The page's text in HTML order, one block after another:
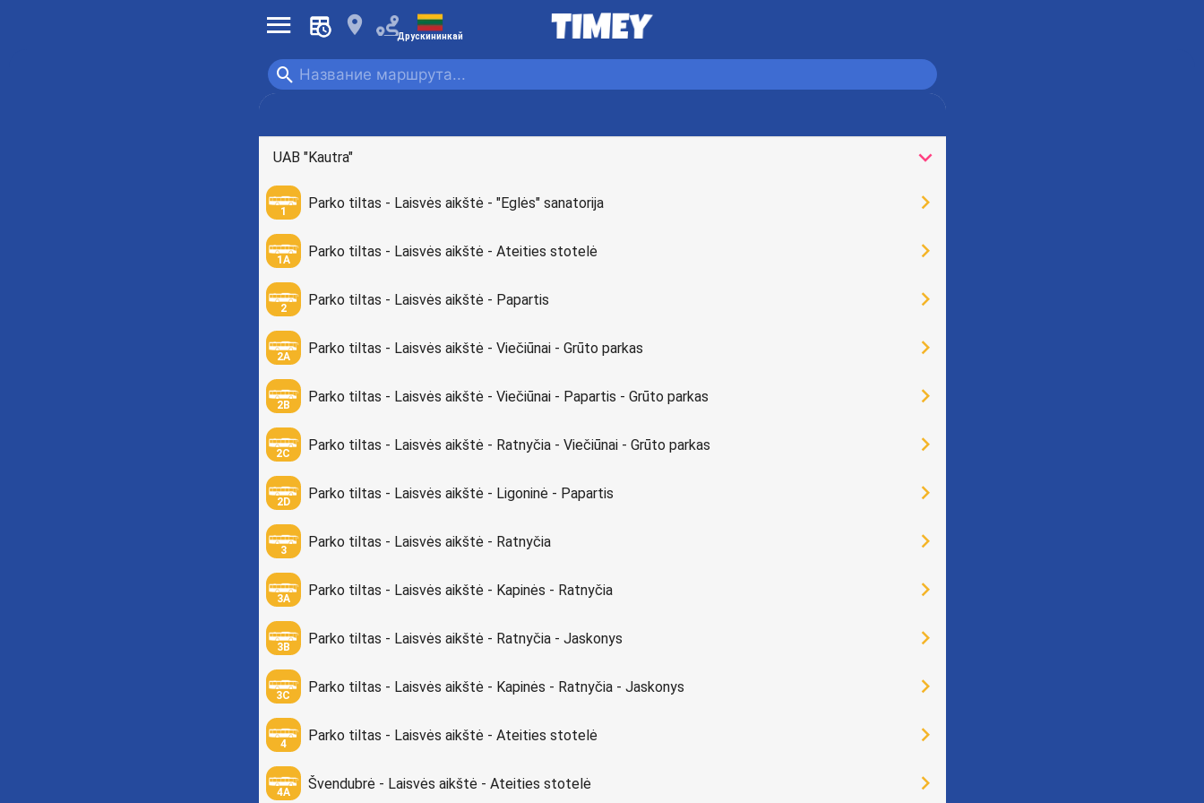
󰍜 󰍎 Друскининкай
󰍉
UAB "Kautra" 󰅀
1
Parko tiltas - Laisvės aikštė - "Eglės" sanatorija 󰅂
1A
Parko tiltas - Laisvės aikštė - Ateities stotelė 󰅂
2
Parko tiltas - Laisvės aikštė - Papartis 󰅂
2A
Parko tiltas - Laisvės aikštė - Viečiūnai - Grūto parkas 󰅂
2B
Parko tiltas - Laisvės aikštė - Viečiūnai - Papartis - Grūto parkas 󰅂
2C
Parko tiltas - Laisvės aikštė - Ratnyčia - Viečiūnai - Grūto parkas 󰅂
2D
Parko tiltas - Laisvės aikštė - Ligoninė - Papartis 󰅂
3
Parko tiltas - Laisvės aikštė - Ratnyčia 󰅂
3A
Parko tiltas - Laisvės aikštė - Kapinės - Ratnyčia 󰅂
3B
Parko tiltas - Laisvės aikštė - Ratnyčia - Jaskonys 󰅂
3C
Parko tiltas - Laisvės aikštė - Kapinės - Ratnyčia - Jaskonys 󰅂
4
Parko tiltas - Laisvės aikštė - Ateities stotelė 󰅂
4A
Švendubrė - Laisvės aikštė - Ateities stotelė 󰅂